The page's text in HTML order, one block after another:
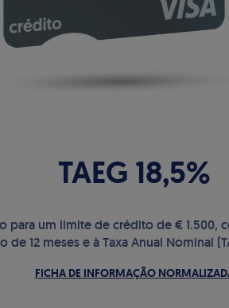
TAEG 18,5%
para um limite de crédito de € 1.500,
de 12 meses e à Taxa Anual Nominal
FICHA DE INFORMAÇÃO